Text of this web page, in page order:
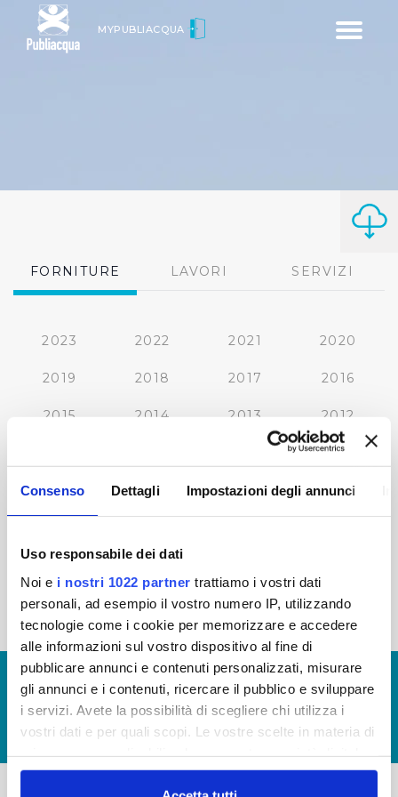
Consenso Dettagli Impostazioni degli annunci
Uso responsabile dei dati
Noi e i nostri 1022 partner trattiamo i vostri dati
personali, ad esempio il vostro numero IP, utilizzando
tecnologie come i cookie per memorizzare e accedere
alle informazioni sul vostro dispositivo al fine di
pubblicare annunci e contenuti personalizzati, misurare
gli annunci e i contenuti, ricercare il pubblico e sviluppare
i servizi. Avete la possibilità di scegliere chi utilizza i
vostri dati e per quali scopi. Le vostre scelte in materia di
in cui avete effettuato le vostre scelte. È possibile
Toggle
MYPUBLIACQUA
FORNITURE LAVORI SERVIZI
2023 2022 2021 2020
2019 2018 2017 2016
2015 2014 2013 2012
2008
2007 2006 2005
« prima ‹ precedente … 27 28 29
31
32 33 34 35
© Copyright 2017 - 2026
GLOSSARIO
GIUDICA IL SERVIZIO
LAVORA CON NOI